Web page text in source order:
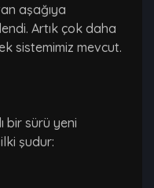
aşağıya
Artık çok daha
sistemimiz mevcut.
bir sürü yeni
şudur: